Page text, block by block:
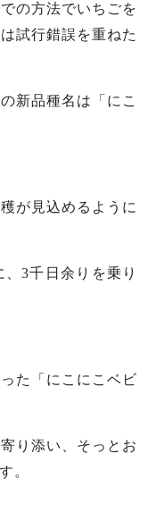
の方法でいちごを
試行錯誤を重ねた
新品種名は「にこ
が見込めるように
3千日余りを乗り
た「にこにこベビ
り添い、そっとお
。